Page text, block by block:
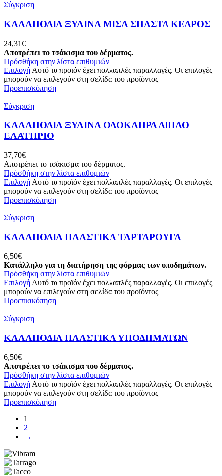
Σύγκριση
ΚΑΛΑΠΟΔΙΑ ΞΥΛΙΝΑ ΜΙΣΑ ΣΠΑΣΤΑ ΚΕΔΡΟΣ
24,31€
Αποτρέπει το τσάκισμα του δέρματος.
Πρόσθήκη στην λίστα επιθυμιών
Επιλογή Αυτό το προϊόν έχει πολλαπλές παραλλαγές. Οι επιλογές
μπορούν να επιλεγούν στη σελίδα του προϊόντος
Προεπισκόπηση
Σύγκριση
ΚΑΛΑΠΟΔΙΑ ΞΥΛΙΝΑ ΟΛΟΚΛΗΡΑ ΔΙΠΛΟ
ΕΛΑΤΗΡΙΟ
37,70€
Αποτρέπει το τσάκισμα του δέρματος.
Πρόσθήκη στην λίστα επιθυμιών
Επιλογή Αυτό το προϊόν έχει πολλαπλές παραλλαγές. Οι επιλογές
μπορούν να επιλεγούν στη σελίδα του προϊόντος
Προεπισκόπηση
Σύγκριση
ΚΑΛΑΠΟΔΙΑ ΠΛΑΣΤΙΚΑ ΤΑΡΤΑΡΟΥΓΑ
6,50€
Κατάλληλο για τη διατήρηση της φόρμας των υποδημάτων.
Πρόσθήκη στην λίστα επιθυμιών
ΕπιλογήΑυτό το προϊόν έχει πολλαπλές παραλλαγές. Οι επιλογές
μπορούν να επιλεγούν στη σελίδα του προϊόντος
Προεπισκόπηση
Σύγκριση
ΚΑΛΑΠΟΔΙΑ ΠΛΑΣΤΙΚΑ ΥΠΟΔΗΜΑΤΩΝ
6,50€
Αποτρέπει το τσάκισμα του δέρματος.
Πρόσθήκη στην λίστα επιθυμιών
Επιλογή Αυτό το προϊόν έχει πολλαπλές παραλλαγές. Οι επιλογές
μπορούν να επιλεγούν στη σελίδα του προϊόντος
Προεπισκόπηση
1
2
→